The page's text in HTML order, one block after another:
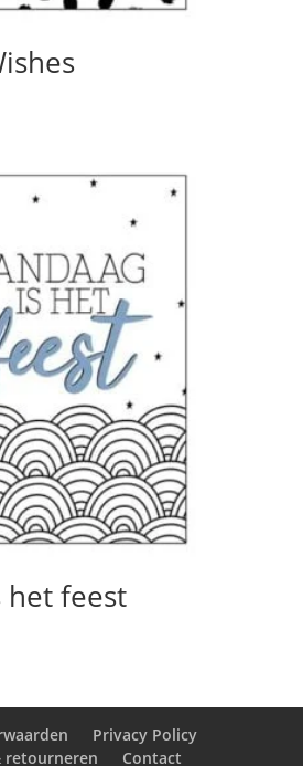
het feest
Privacy Policy
retourneren
Contact